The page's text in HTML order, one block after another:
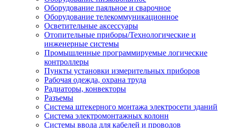
Оборудование паяльное и сварочное
Оборудование телекоммуникационное
Осветительные аксессуары
Отопительные приборы/Технологические и
инженерные системы
Промышленные программируемые логические
контроллеры
Пункты установки измерительных приборов
Рабочая одежда, охрана труда
Радиаторы, конвекторы
Разъемы
Система штекерного монтажа электросети зданий
Система электромонтажных колонн
Системы ввода для кабелей и проводов